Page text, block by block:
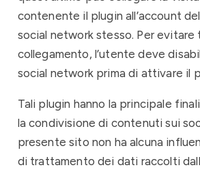
contenente il plugin all’account
social network stesso. Per evitare
collegamento, l’utente deve
social network prima di attivare il
Tali plugin hanno la principale
la condivisione di contenuti sui
presente sito non ha alcuna
di trattamento dei dati raccolti